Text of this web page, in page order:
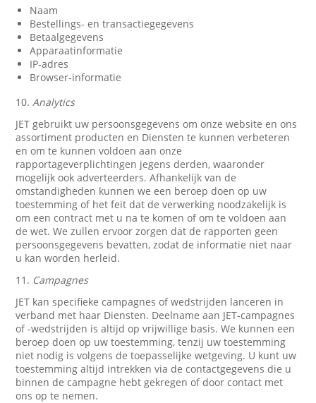
Naam
Bestellings- en transactiegegevens
Betaalgegevens
Apparaatinformatie
IP-adres
Browser-informatie
10.Analytics
JET gebruikt uw persoonsgegevens om onze website en ons
assortiment producten en Diensten te kunnen verbeteren
en om te kunnen voldoen aan onze
rapportageverplichtingen jegens derden, waaronder
mogelijk ook adverteerders. Afhankelijk van de
omstandigheden kunnen we een beroep doen op uw
toestemming of het feit dat de verwerking noodzakelijk is
om een contract met u na te komen of om te voldoen aan
de wet. We zullen ervoor zorgen dat de rapporten geen
persoonsgegevens bevatten, zodat de informatie niet naar
u kan worden herleid.
11. Campagnes
JET kan specifieke campagnes of wedstrijden lanceren in
verband met haar Diensten. Deelname aan JET-campagnes
of -wedstrijden is altijd op vrijwillige basis. We kunnen een
beroep doen op uw toestemming, tenzij uw toestemming
niet nodig is volgens de toepasselijke wetgeving. U kunt uw
toestemming altijd intrekken via de contactgegevens die u
binnen de campagne hebt gekregen of door contact met
ons op te nemen.